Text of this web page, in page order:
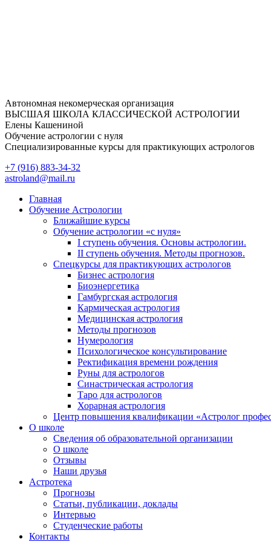
Автономная некомерческая организация
ВЫСШАЯ ШКОЛА КЛАССИЧЕСКОЙ АСТРОЛОГИИ
Елены Кашениной
Обучение астрологии с нуля
Специализированные курсы для практикующих астрологов
+7 (916) 883-34-32
astroland@mail.ru
Главная
Обучение Астрологии
Ближайшие курсы
Обучение астрологии «с нуля»
I ступень обучения. Основы астрологии.
II ступень обучения. Методы прогнозов.
Спецкурсы для практикующих астрологов
Бизнес астрология
Биоэнергетика
Гамбургская астрология
Кармическая астрология
Медицинская астрология
Методы прогнозов
Нумерология
Психологическое консультирование
Ректификация времени рождения
Руны для астрологов
Синастрическая астрология
Таро для астрологов
Хорарная астрология
Центр повышения квалификации «Астролог
О школе
Сведения об образовательной организации
О школе
Отзывы
Наши друзья
Астротека
Прогнозы
Статьи, публикации, доклады
Интервью
Студенческие работы
Контакты